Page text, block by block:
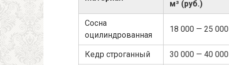
м³ (руб.)
Сосна
оцилиндрованная
18 000 — 25 000
Кедр строганный 30 000 — 40 000